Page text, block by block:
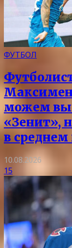
ФУТБОЛ
можем
«Зенит»,
в
10.08.2026
15